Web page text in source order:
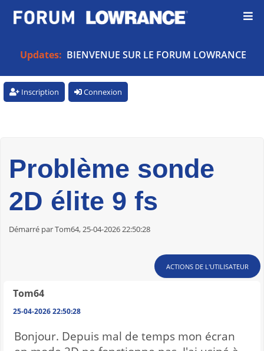
Updates: BIENVENUE SUR LE FORUM LOWRANCE
Inscription Connexion
Problème sonde
2D élite 9 fs
Démarré par Tom64, 25-04-2026 22:50:28
ACTIONS DE L'UTILISATEUR
Tom64
25-04-2026 22:50:28
Bonjour. Depuis mal de temps mon écran